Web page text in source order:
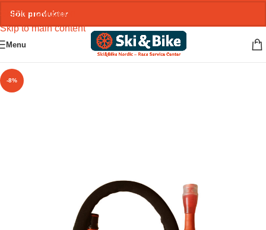
Skip to navigation
Skip to main content
Menu
-8%